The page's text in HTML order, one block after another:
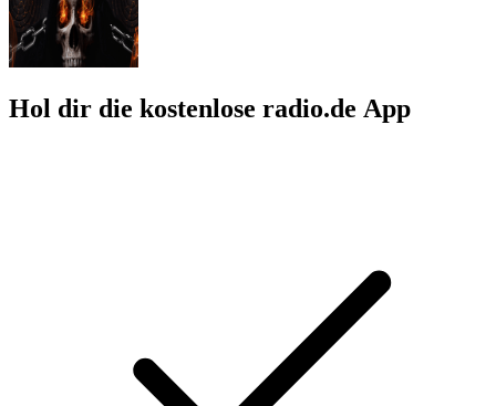
Hol dir die kostenlose radio.de App